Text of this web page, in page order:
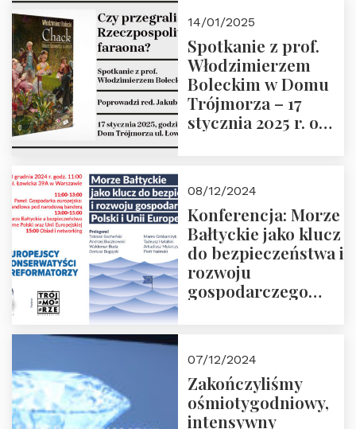
14/01/2025
Spotkanie z prof.
Włodzimierzem
Boleckim w Domu
Trójmorza – 17
stycznia 2025 r. o
08/12/2024
Konferencja: Morze
Bałtyckie jako klucz
do bezpieczeństwa i
rozwoju
gospodarczego
ZAPRASZAMY
07/12/2024
Zakończyliśmy
ośmiotygodniowy,
intensywny